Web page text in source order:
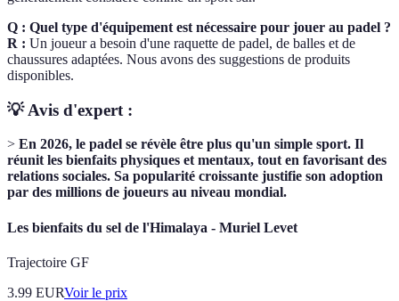
Q : Quel type d'équipement est nécessaire pour jouer au padel ?
R : Un joueur a besoin d'une raquette de padel, de balles et de
chaussures adaptées. Nous avons des suggestions de produits
disponibles.
💡 Avis d'expert :
> En 2026, le padel se révèle être plus qu'un simple sport. Il
réunit les bienfaits physiques et mentaux, tout en favorisant des
relations sociales. Sa popularité croissante justifie son adoption
par des millions de joueurs au niveau mondial.
Les bienfaits du sel de l'Himalaya - Muriel Levet
Trajectoire GF
3.99 EURVoir le prix